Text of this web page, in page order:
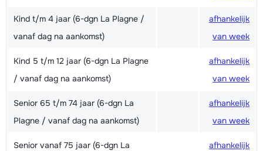
Kind t/m 4 jaar (6-dgn La Plagne /
vanaf dag na aankomst)
afhankelijk
van week
Kind 5 t/m 12 jaar (6-dgn La Plagne
/ vanaf dag na aankomst)
afhankelijk
van week
Senior 65 t/m 74 jaar (6-dgn La
Plagne / vanaf dag na aankomst)
afhankelijk
van week
Senior vanaf 75 jaar (6-dgn La
afhankelijk